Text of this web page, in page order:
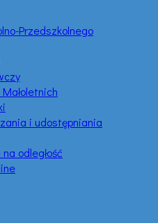
Przedszkolnego
i udostępniania
odległość